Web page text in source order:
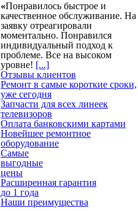
«Понравилось быстрое и
качественное обслуживание. На
заявку отреагировали
моментально. Понравился
индивидуальный подход к
проблеме. Все на высоком
уровне! [...]
Отзывы клиентов
Ремонт в самые короткие сроки,
уже сегодня
Запчасти для всех линеек
телевизоров
Оплата банковскими картами
Новейшее ремонтное
оборудование
Самые
выгодные
цены
Расширенная гарантия
до 1 года
Наши преимущества